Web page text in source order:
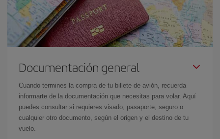
Documentación general
Cuando termines la compra de tu billete de avión, recuerda
informarte de la documentación que necesitas para volar. Aquí
puedes consultar si requieres visado, pasaporte, seguro o
cualquier otro documento, según el origen y el destino de tu
vuelo.